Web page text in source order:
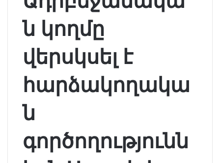
ն կողմը
վերսկսել է
հարձակողակա
ն
գործողությունն